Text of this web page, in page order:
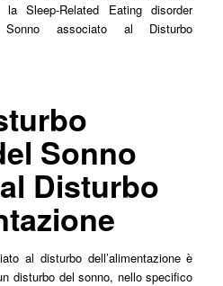
Sleep-Related Eating disorder
associato al Disturbo
Sonno
Disturbo
al disturbo dell’alimentazione è
disturbo del sonno, nello specifico